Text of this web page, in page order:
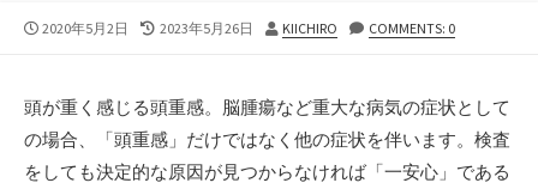
公
2020年5月2日
最
新
日
2023年5月26日
投
KIICHIRO COMMENTS: 0
頭が重く感じる頭重感。脳腫瘍など重大な病気の症状として
の場合、「頭重感」だけではなく他の症状を伴います。検査
をしても決定的な原因が見つからなければ「一安心」である